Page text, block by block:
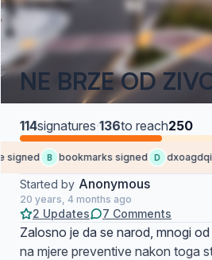
NE BRZE OD
114signatures·136to reach250
B bookmarks signed D dxoagdqik
Started by Anonymous
20 years, 4 months ago
2 Updates 7 Comments
Zalosno je da se narod, mnogi
na mjere preventive nakon toga